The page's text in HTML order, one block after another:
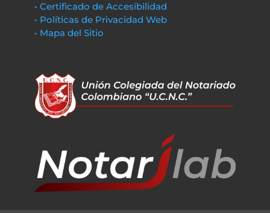
• Certificado de Accesibilidad
• Políticas de Privacidad Web
• Mapa del Sitio